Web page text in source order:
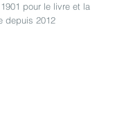
pour le livre et la
depuis 2012